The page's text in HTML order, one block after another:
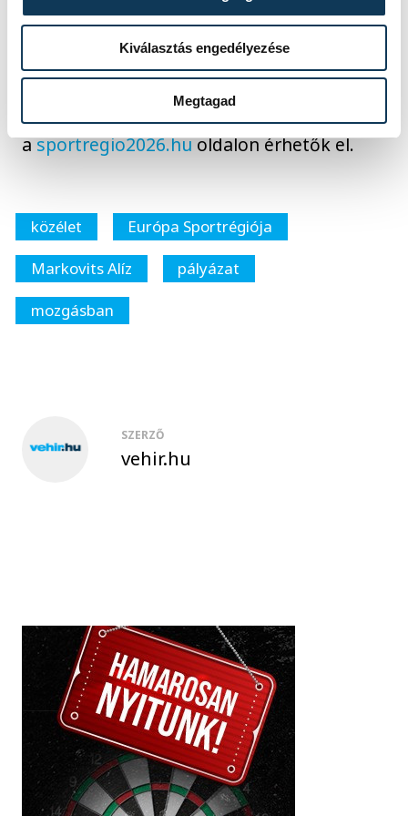
Kiválasztás engedélyezése
Megtagad
hamarabb indulhassanak a programok.
A Sportrégió 2026 pályázati rendszerének
részletes leírása és a felhívások
asportregio2026.huoldalon érhetők el.
közélet
Európa Sportrégiója
Markovits Alíz
pályázat
mozgásban
SZERZŐ
vehir.hu